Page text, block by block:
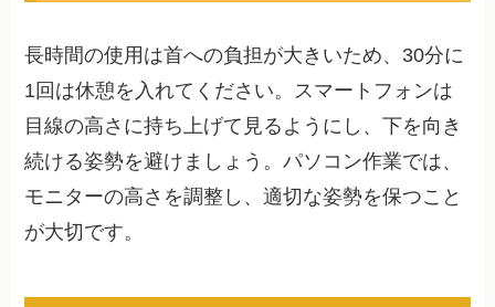
長時間の使用は首への負担が大きいため、30分に
1回は休憩を入れてください。スマートフォンは
目線の高さに持ち上げて見るようにし、下を向き
続ける姿勢を避けましょう。パソコン作業では、
モニターの高さを調整し、適切な姿勢を保つこと
が大切です。